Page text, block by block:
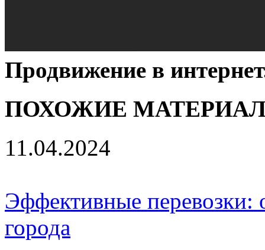
Продвижение в
ПОХОЖИЕ
11.04.2024
Эффективные перевозки:
города